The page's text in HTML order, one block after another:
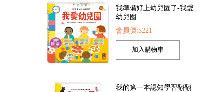
我的第一本認知學習翻翻
書-我長大了
會員價:$221
FOOD超人手指點讀-生活
動物大百科
會員價:$225